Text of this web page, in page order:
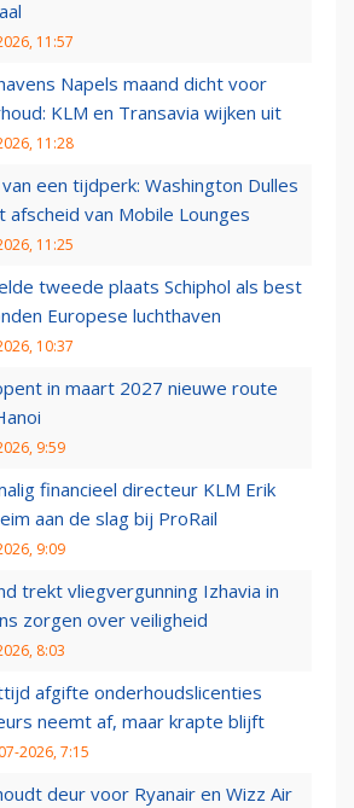
11:57
Napels maand dicht voor
KLM en Transavia wijken uit
11:28
een tijdperk: Washington Dulles
afscheid van Mobile Lounges
11:25
tweede plaats Schiphol als best
Europese luchthaven
10:37
in maart 2027 nieuwe route
9:59
financieel directeur KLM Erik
aan de slag bij ProRail
9:09
trekt vliegvergunning Izhavia in
zorgen over veiligheid
8:03
afgifte onderhoudslicenties
neemt af, maar krapte blijft
2026, 7:15
deur voor Ryanair en Wizz Air